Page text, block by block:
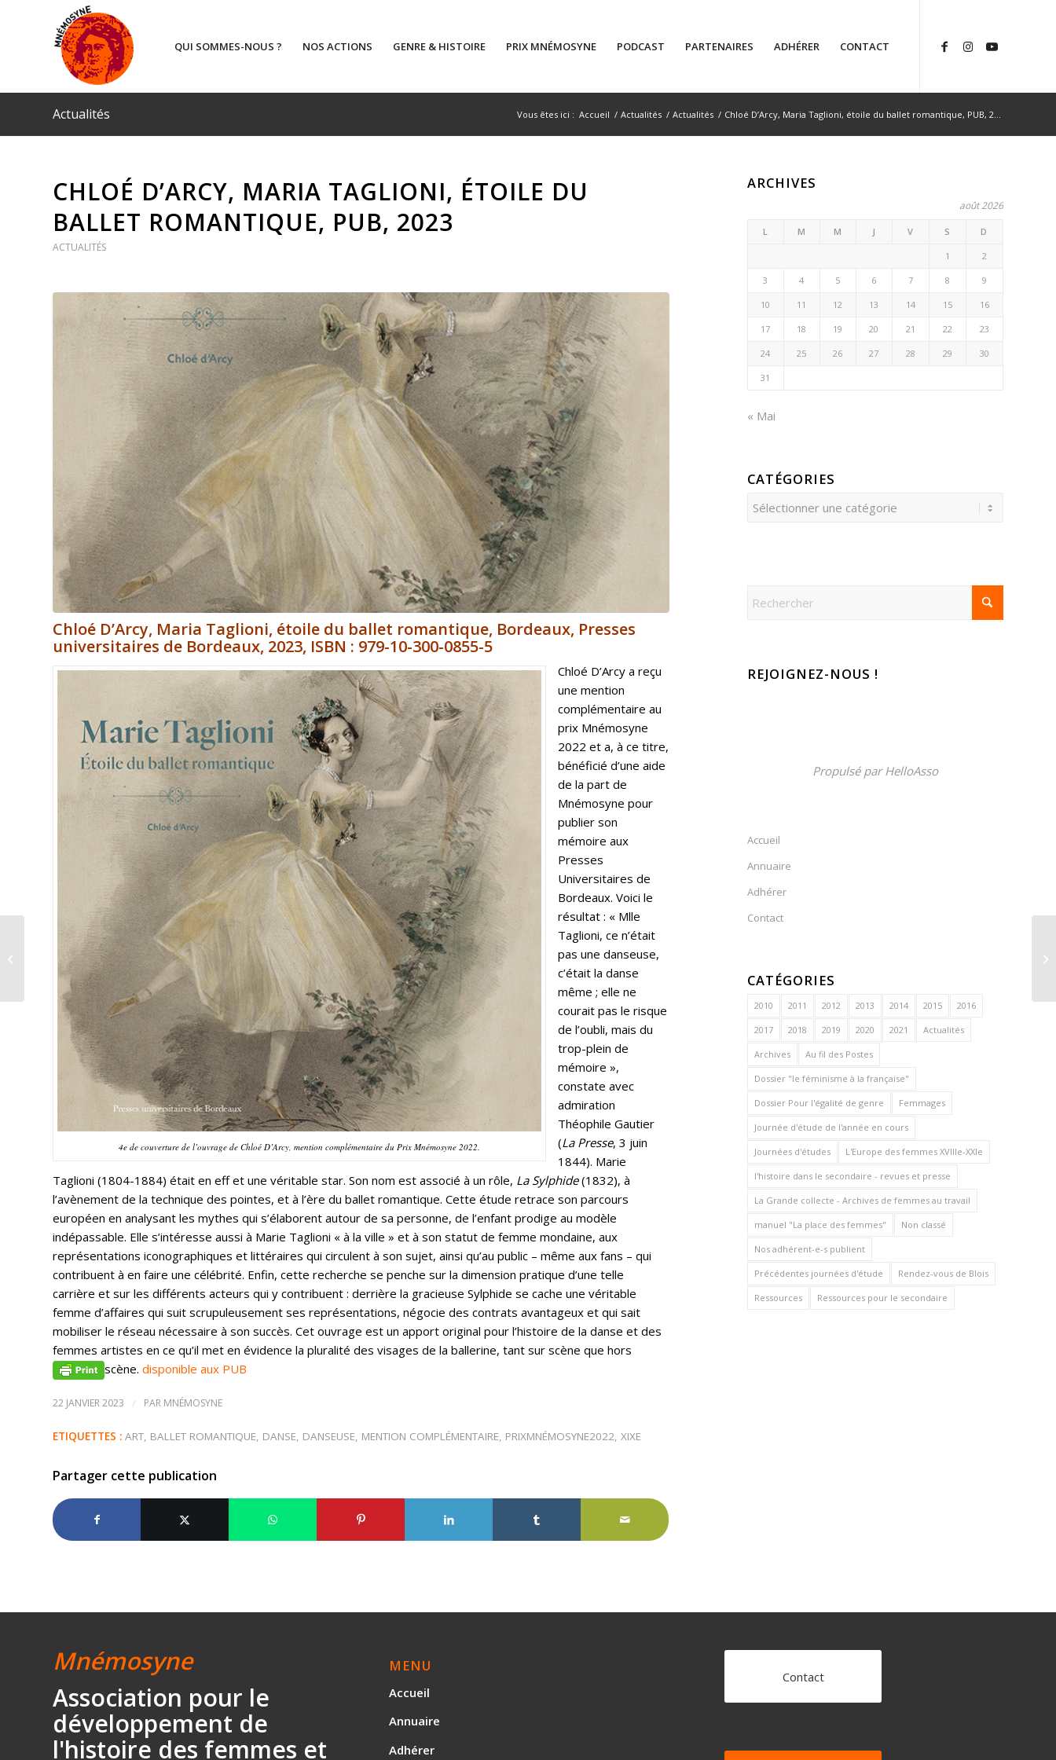
QUI SOMMES-NOUS ? NOS ACTIONS GENRE & HISTOIRE PRIX MNÉMOSYNE PODCAST PARTENAIRES ADHÉRER CONTACT
Actualités Vous êtes ici : Accueil / Actualités / Actualités / Chloé D’Arcy, Maria Taglioni, étoile du ballet romantique, PUB, 2...
CHLOÉ D’ARCY, MARIA TAGLIONI, ÉTOILE DU
BALLET ROMANTIQUE, PUB, 2023
ACTUALITÉS
Chloé D’Arcy, Maria Taglioni, étoile du ballet romantique, Bordeaux, Presses
universitaires de Bordeaux, 2023, ISBN : 979-10-300-0855-5
4e de couverture de l’ouvrage de Chloé D’Arcy, mention complémentaire du Prix Mnémosyne 2022.
Chloé D’Arcy a reçu
une mention
complémentaire au
prix Mnémosyne
2022 et a, à ce titre,
bénéficié d’une aide
de la part de
Mnémosyne pour
publier son
mémoire aux
Presses
Universitaires de
Bordeaux. Voici le
résultat : « Mlle
Taglioni, ce n’était
pas une danseuse,
c’était la danse
même ; elle ne
courait pas le risque
de l’oubli, mais du
trop-plein de
mémoire »,
constate avec
admiration
Théophile Gautier
(La Presse, 3 juin
1844). Marie
Taglioni (1804-1884) était en eff et une véritable star. Son nom est associé à un rôle, La Sylphide(1832), à
l’avènement de la technique des pointes, et à l’ère du ballet romantique. Cette étude retrace son parcours
européen en analysant les mythes qui s’élaborent autour de sa personne, de l’enfant prodige au modèle
indépassable. Elle s’intéresse aussi à Marie Taglioni « à la ville » et à son statut de femme mondaine, aux
représentations iconographiques et littéraires qui circulent à son sujet, ainsi qu’au public – même aux fans – qui
contribuent à en faire une célébrité. Enfin, cette recherche se penche sur la dimension pratique d’une telle
carrière et sur les différents acteurs qui y contribuent : derrière la gracieuse Sylphide se cache une véritable
femme d’affaires qui suit scrupuleusement ses représentations, négocie des contrats avantageux et qui sait
mobiliser le réseau nécessaire à son succès. Cet ouvrage est un apport original pour l’histoire de la danse et des
femmes artistes en ce qu’il met en évidence la pluralité des visages de la ballerine, tant sur scène que hors
scène. disponible aux PUB
22 JANVIER 2023 / PAR MNÉMOSYNE
ETIQUETTES : ART, BALLET ROMANTIQUE, DANSE, DANSEUSE, MENTION COMPLÉMENTAIRE, PRIXMNÉMOSYNE2022, XIXE
Partager cette publication
ARCHIVES
août 2026
L M M J V S D
1 2
3 4 5 6 7 8 9
10 11 12 13 14 15 16
17 18 19 20 21 22 23
24 25 26 27 28 29 30
31
« Mai
CATÉGORIES
Catégories
REJOIGNEZ-NOUS !
Propulsé par HelloAsso
Accueil
Annuaire
Adhérer
Contact
CATÉGORIES
2010 2011 2012 2013 2014 2015 2016
2017 2018 2019 2020 2021 Actualités
Archives Au fil des Postes
Dossier "le féminisme à la française"
Dossier Pour l'égalité de genre Femmages
Journée d'étude de l'année en cours
Journées d'études L'Europe des femmes XVIIIe-XXIe
l'histoire dans le secondaire - revues et presse
La Grande collecte - Archives de femmes au travail
manuel "La place des femmes" Non classé
Nos adhérent-e-s publient
Précédentes journées d'étude Rendez-vous de Blois
Ressources Ressources pour le secondaire
Mnémosyne
Association pour le
développement de
l'histoire des femmes et
MENU
Accueil
Annuaire
Adhérer
Contact
Des femmes dans la
Doc Photo !